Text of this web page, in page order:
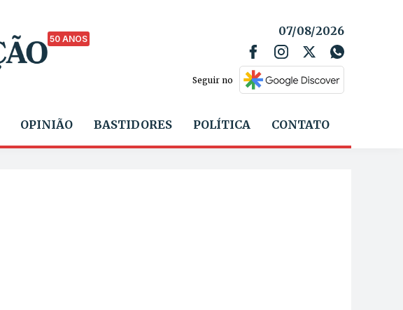
50 ANOS
07/08/2026
Seguir no
OPINIÃO BASTIDORES POLÍTICA CONTATO